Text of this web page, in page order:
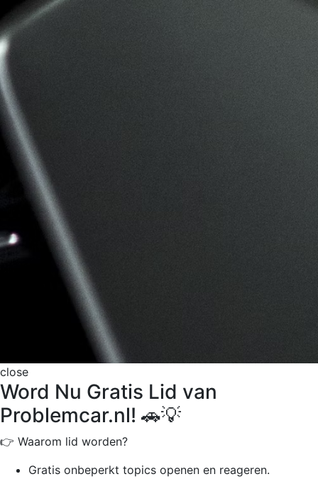
close
Word Nu Gratis Lid van
Problemcar.nl! 🚗💡
👉 Waarom lid worden?
Gratis onbeperkt topics openen en reageren.